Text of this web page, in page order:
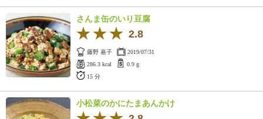
さんま缶のいり豆腐
2.8
藤野 嘉子
2019/07/31
286.3 kcal
0.9 g
15 分
小松菜のかにたまあんかけ